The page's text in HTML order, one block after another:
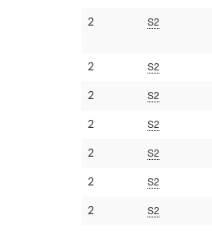
2 S2
2 S2
2 S2
2 S2
2 S2
2 S2
2 S2